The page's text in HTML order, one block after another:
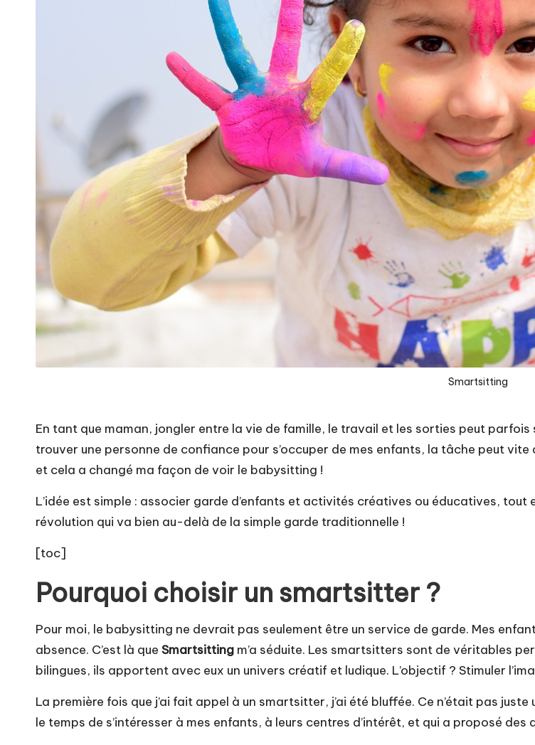
Smartsitting
En tant que maman, jongler entre la vie de famille, le travail et les sorties peut
trouver une personne de confiance pour s’occuper de mes enfants, la tâche peut
et cela a changé ma façon de voir le babysitting !
L’idée est simple : associer garde d’enfants et activités créatives ou éducatives,
révolution qui va bien au-delà de la simple garde traditionnelle !
[toc]
Pourquoi choisir un smartsitter ?
Pour moi, le babysitting ne devrait pas seulement être un service de garde. Mes
absence. C’est là que Smartsitting m’a séduite. Les smartsitters sont de véritables
bilingues, ils apportent avec eux un univers créatif et ludique. L’objectif ? Stimuler
La première fois que j’ai fait appel à un smartsitter, j’ai été bluffée. Ce n’était pas
le temps de s’intéresser à mes enfants, à leurs centres d’intérêt, et qui a proposé